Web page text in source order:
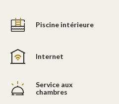
Piscine intérieure
Internet
Service aux
chambres